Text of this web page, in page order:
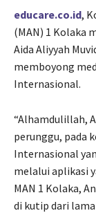
educare.co.id,
(MAN) 1 Kolaka
Aida Aliyyah
memboyong
Internasional.
“Alhamdulillah,
perunggu, pada
Internasional
melalui aplikasi
MAN 1 Kolaka,
di kutip dari